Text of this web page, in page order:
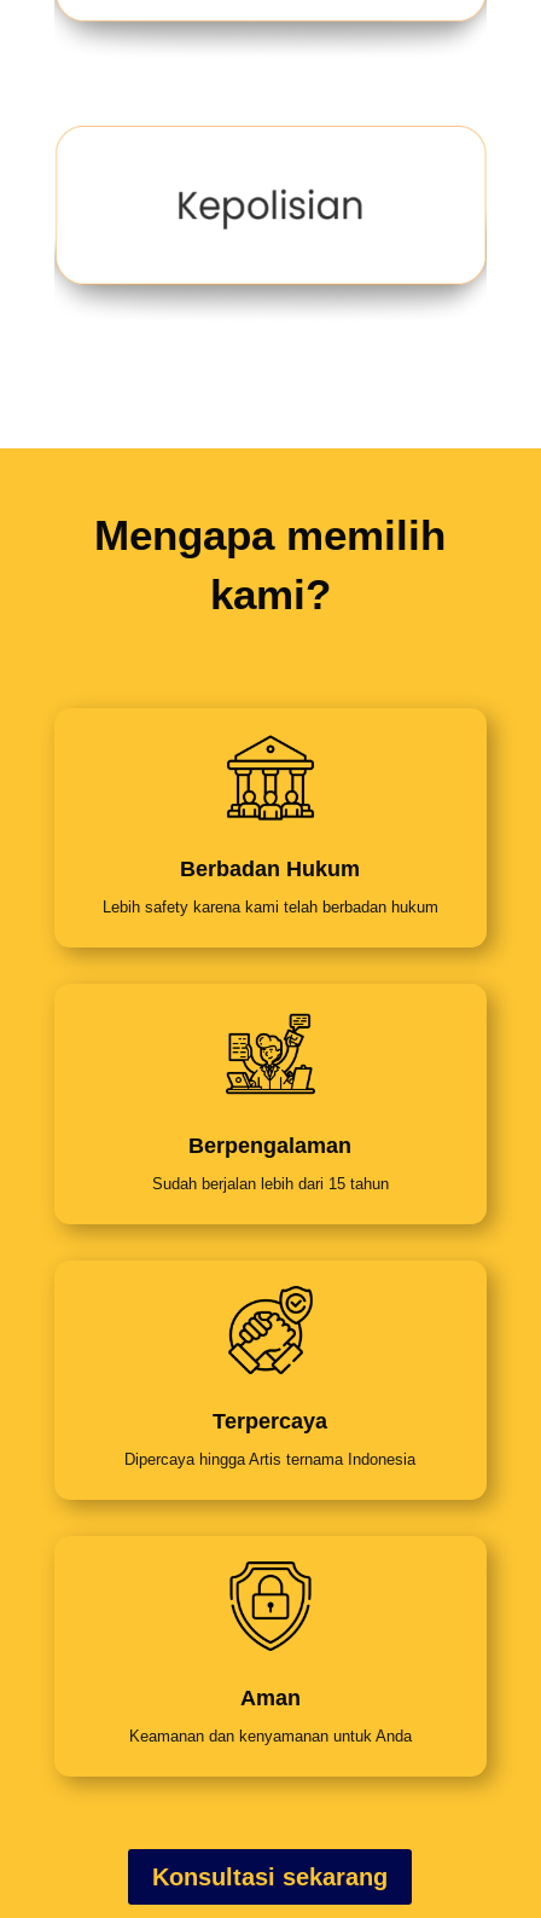
Mengapa memilih
kami?
Berbadan Hukum
Lebih safety karena kami telah berbadan hukum
Berpengalaman
Sudah berjalan lebih dari 15 tahun
Terpercaya
Dipercaya hingga Artis ternama Indonesia
Aman
Keamanan dan kenyamanan untuk Anda
Konsultasi sekarang